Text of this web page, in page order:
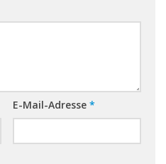
E-Mail-Adresse *